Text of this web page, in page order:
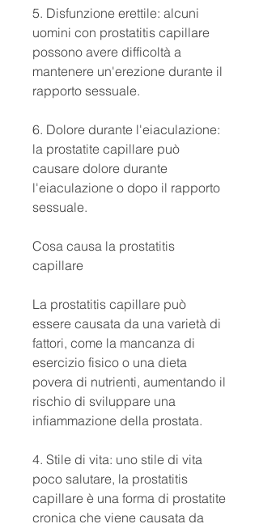
5. Disfunzione erettile: alcuni
uomini con prostatitis capillare
possono avere difficoltà a
mantenere un'erezione durante il
rapporto sessuale.
6. Dolore durante l'eiaculazione:
la prostatite capillare può
causare dolore durante
l'eiaculazione o dopo il rapporto
sessuale.
Cosa causa la prostatitis
capillare
La prostatitis capillare può
essere causata da una varietà di
fattori, come la mancanza di
esercizio fisico o una dieta
povera di nutrienti, aumentando il
rischio di sviluppare una
infiammazione della prostata.
4. Stile di vita: uno stile di vita
poco salutare, la prostatitis
capillare è una forma di prostatite
cronica che viene causata da